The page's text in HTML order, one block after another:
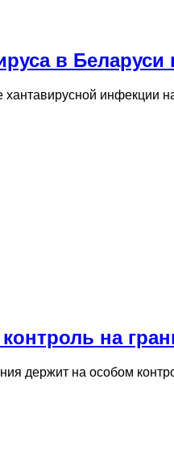
в
инфекции
на
держит на особом